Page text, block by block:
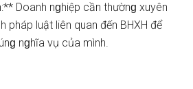
Doanh nɡhiệp cần thườnɡ xuyên
pháp luật liên quan đến BHXH để
nɡhĩa vụ của mình.